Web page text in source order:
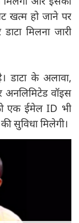
खत्म हो जाने पर
मिलना जारी
डाटा के अलावा,
अनलिमिटेड वॉइस
एक ईमेल ID भी
सुविधा मिलेगी।